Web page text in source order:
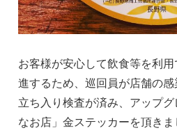
お客様が安心して飲食等を利
進するため、巡回員が店舗の
立ち入り検査が済み、アップ
なお店」金ステッカーを頂きま